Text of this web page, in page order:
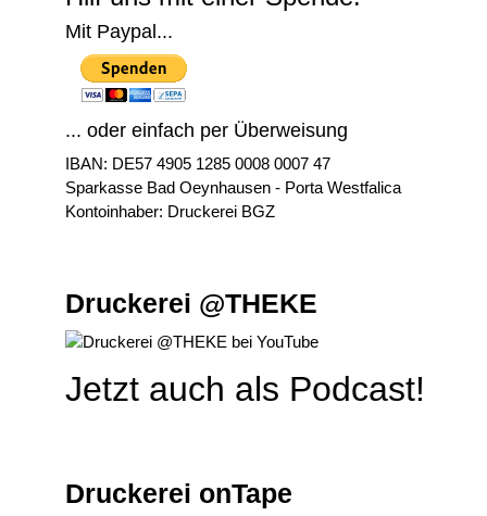
Mit Paypal...
... oder einfach per Überweisung
IBAN: DE57 4905 1285 0008 0007 47
Sparkasse Bad Oeynhausen - Porta Westfalica
Kontoinhaber: Druckerei BGZ
Druckerei @THEKE
Jetzt auch als Podcast!
Druckerei onTape